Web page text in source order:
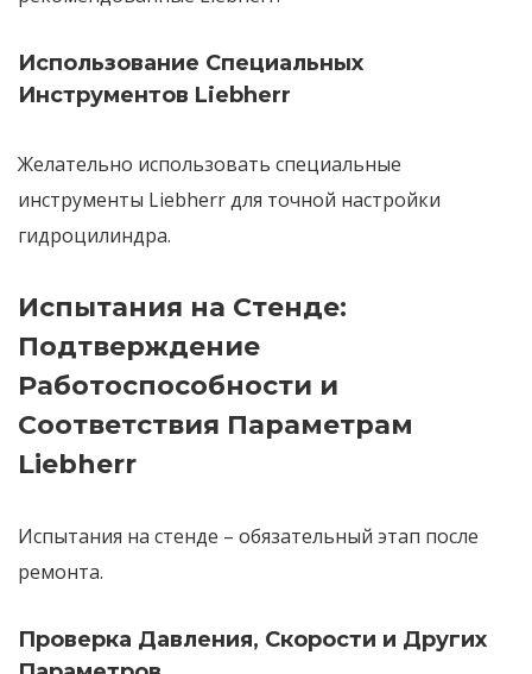
Использование Специальных
Инструментов Liebherr
Желательно использовать специальные
инструменты Liebherrдля точной настройки
гидроцилиндра.
Испытания на Стенде:
Подтверждение
Работоспособности и
Соответствия Параметрам
Liebherr
Испытания на стенде – обязательный этап после
ремонта.
Проверка Давления, Скорости и Других